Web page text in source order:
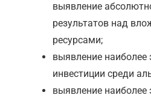
выявление
результатов над
ресурсами;
выявление
инвестиции среди
выявление